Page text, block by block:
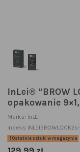
InLei® ”BROW
opakowanie
Marka: InLEI
Indeks
Ostatnie sztuki w magazynie